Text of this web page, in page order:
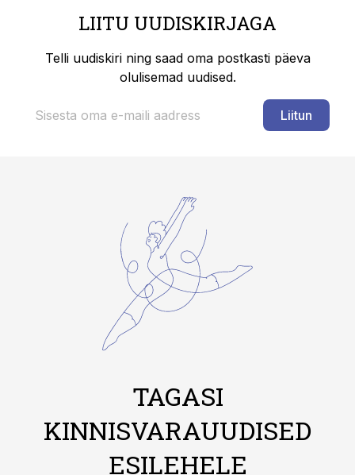
LIITU UUDISKIRJAGA
Telli uudiskiri ning saad oma postkasti päeva
olulisemad uudised.
Liitun
TAGASI
KINNISVARAUUDISED
ESILEHELE